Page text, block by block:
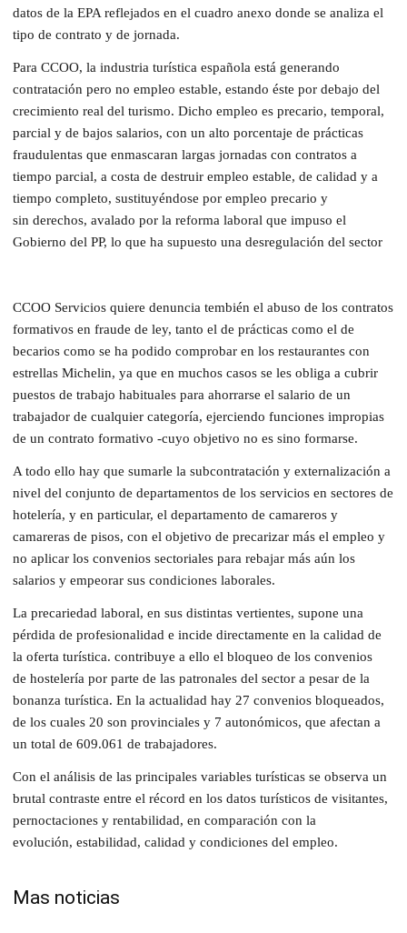
datos de la EPA reflejados en el cuadro anexo donde se analiza el
tipo de contrato y de jornada.
Para CCOO, la industria turística española está generando
contratación pero no empleo estable, estando éste por debajo del
crecimiento real del turismo. Dicho empleo es precario, temporal,
parcial y de bajos salarios, con un alto porcentaje de prácticas
fraudulentas que enmascaran largas jornadas con contratos a
tiempo parcial, a costa de destruir empleo estable, de calidad y a
tiempo completo, sustituyéndose por empleo precario y
sin derechos, avalado por la reforma laboral que impuso el
Gobierno del PP, lo que ha supuesto una desregulación del sector
CCOO Servicios quiere denuncia tembién el abuso de los contratos
formativos en fraude de ley, tanto el de prácticas como el de
becarios como se ha podido comprobar en los restaurantes con
estrellas Michelin, ya que en muchos casos se les obliga a cubrir
puestos de trabajo habituales para ahorrarse el salario de un
trabajador de cualquier categoría, ejerciendo funciones impropias
de un contrato formativo -cuyo objetivo no es sino formarse.
A todo ello hay que sumarle la subcontratación y externalización a
nivel del conjunto de departamentos de los servicios en sectores de
hotelería, y en particular, el departamento de camareros y
camareras de pisos, con el objetivo de precarizar más el empleo y
no aplicar los convenios sectoriales para rebajar más aún los
salarios y empeorar sus condiciones laborales.
La precariedad laboral, en sus distintas vertientes, supone una
pérdida de profesionalidad e incide directamente en la calidad de
la oferta turística. contribuye a ello el bloqueo de los convenios
de hostelería por parte de las patronales del sector a pesar de la
bonanza turística. En la actualidad hay 27 convenios bloqueados,
de los cuales 20 son provinciales y 7 autonómicos, que afectan a
un total de 609.061 de trabajadores.
Con el análisis de las principales variables turísticas se observa un
brutal contraste entre el récord en los datos turísticos de visitantes,
pernoctaciones y rentabilidad, en comparación con la
evolución, estabilidad, calidad y condiciones del empleo.
Mas noticias